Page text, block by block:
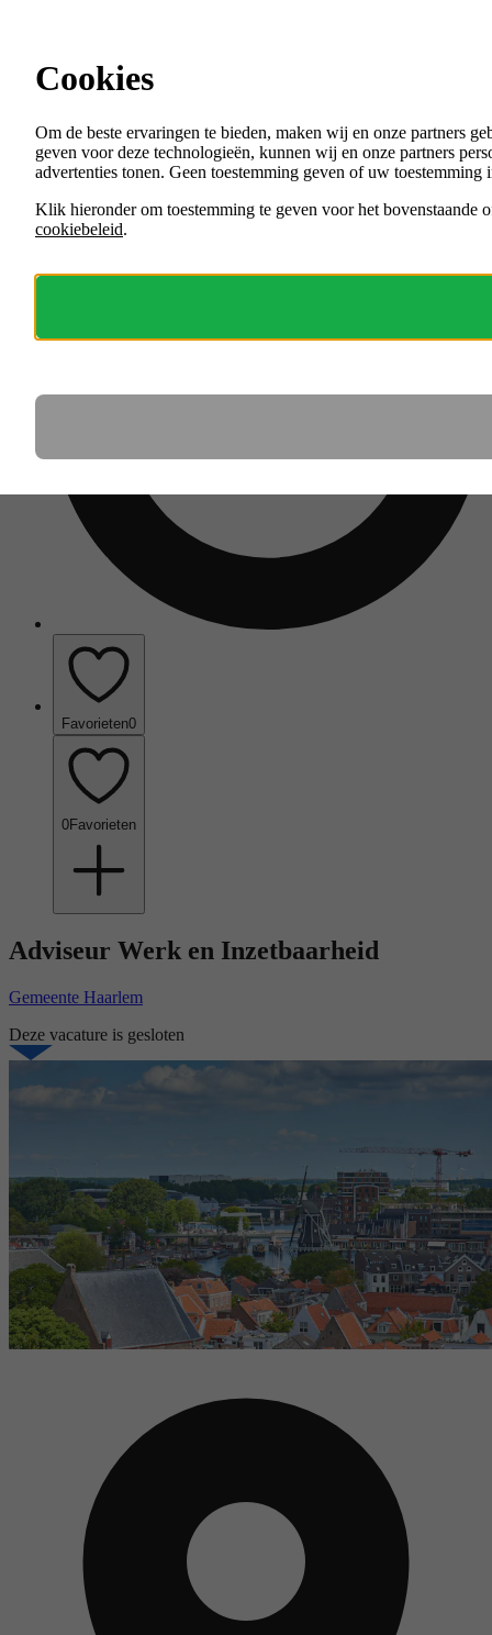
Menu
VACATURES
ORGANISATIES
Favorieten0
0Favorieten
Adviseur Werk en Inzetbaarheid
Gemeente Haarlem
Deze vacature is gesloten
Cookies
Om de beste ervaringen te bieden, maken wij en onze partners
geven voor deze technologieën, kunnen wij en onze partners
advertenties tonen. Geen toestemming geven of uw
Klik hieronder om toestemming te geven voor het bovenstaande
cookiebeleid.